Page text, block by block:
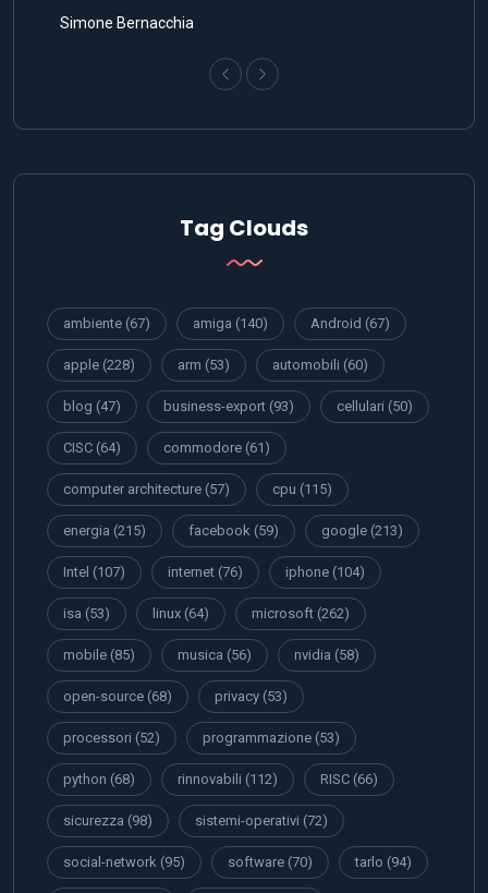
Simone Bernacchia
Tag Clouds
ambiente (67) amiga (140) Android (67)
apple (228) arm (53) automobili (60)
blog (47) business-export (93) cellulari (50)
CISC (64) commodore (61)
computer architecture (57) cpu (115)
energia (215) facebook (59) google (213)
Intel (107) internet (76) iphone (104)
isa (53) linux (64) microsoft (262)
mobile (85) musica (56) nvidia (58)
open-source (68) privacy (53)
processori (52) programmazione (53)
python (68) rinnovabili (112) RISC (66)
sicurezza (98) sistemi-operativi (72)
social-network (95) software (70) tarlo (94)